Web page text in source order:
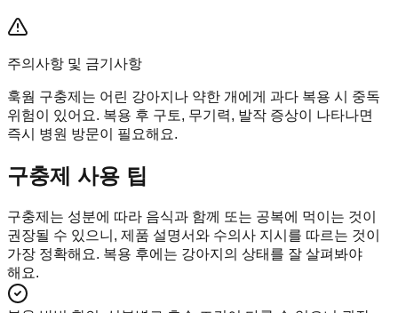
주의사항 및 금기사항
훅웜 구충제는 어린 강아지나 약한 개에게 과다 복용 시 중독
위험이 있어요. 복용 후 구토, 무기력, 발작 증상이 나타나면
즉시 병원 방문이 필요해요.
구충제 사용 팁
구충제는 성분에 따라 음식과 함께 또는 공복에 먹이는 것이
권장될 수 있으니, 제품 설명서와 수의사 지시를 따르는 것이
가장 정확해요. 복용 후에는 강아지의 상태를 잘 살펴봐야
해요.